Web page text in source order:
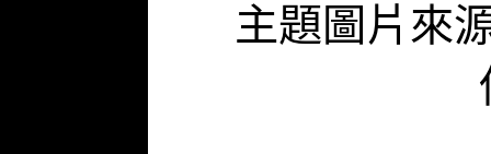
主題圖片來